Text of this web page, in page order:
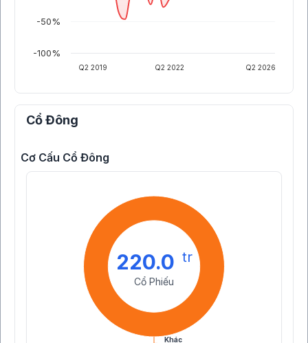
Q2 2019 Q2 2022 Q2 2026
-100%
-50%
Cổ Đông
Cơ Cấu Cổ Đông
Khác
220.0 tr
Cổ Phiếu